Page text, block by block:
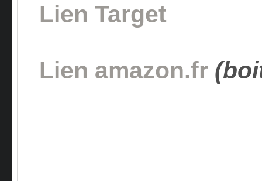
Lien Target
Lien amazon.fr